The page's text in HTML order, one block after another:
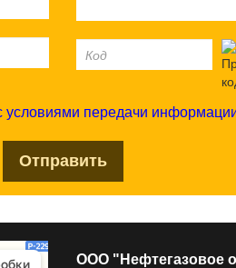
условиями передачи
ООО "Нефтегазовое